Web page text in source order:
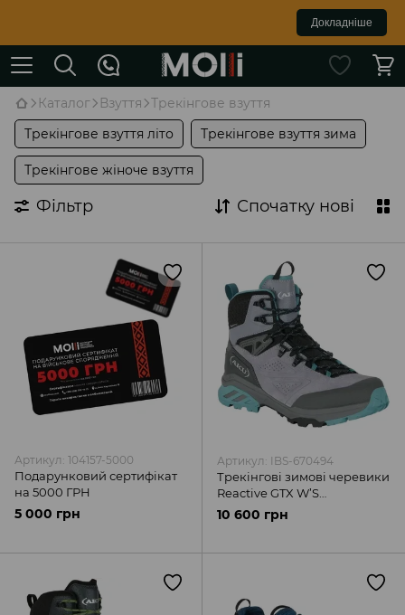
Докладніше
Каталог Взуття
Трекінгове взуття
Трекінгове взуття літо
Трекінгове взуття зима
Трекінгове жіноче взуття
Фільтр Спочатку нові
Артикул: 104157-5000
Подарунковий сертифікат
на 5000 ГРН
5 000 грн
Артикул: IBS-670494
Трекінгові зимові черевики
Reactive GTX W’S
Violet/Green AKU
10 600 грн